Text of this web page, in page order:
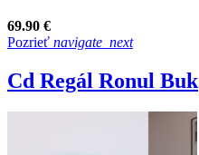
69.90 €
Pozrieť navigate_next
Cd Regál Ronul Buk